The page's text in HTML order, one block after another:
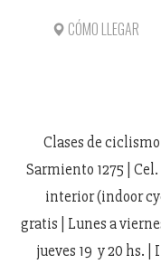
CÓMO LLEGAR
Clases de
Sarmiento 1275 |
interior (indoor
gratis | Lunes a
jueves 19 y 20 hs.